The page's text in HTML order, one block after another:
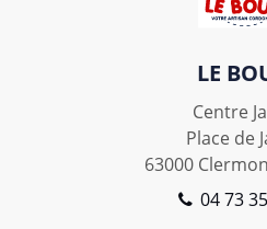
LE
Centre
Place de
63000
04 73